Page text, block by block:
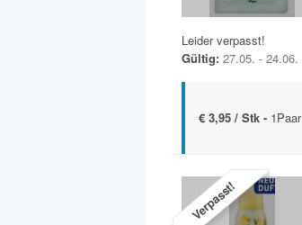
Leider verpasst!
Gültig: 27.05. - 24.06.
€ 3,95 / Stk - 1Paar
Verpasst!